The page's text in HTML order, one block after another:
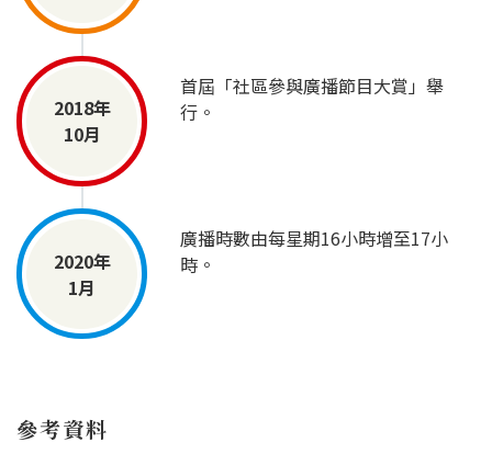
2018年
10月
首屆「社區參與廣播節目大賞」舉
行。
2020年
1月
廣播時數由每星期16小時增至17小
時。
參考資料